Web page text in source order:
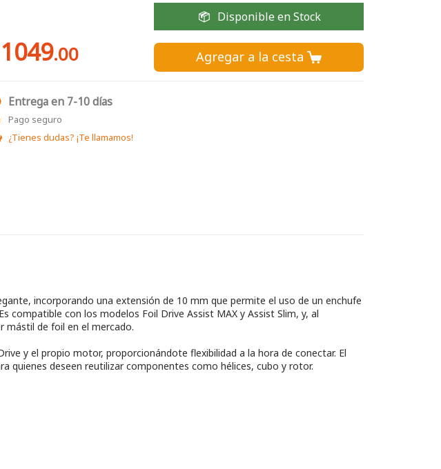
1049.00
Disponible en Stock
Agregar a la cesta 
Entrega en 7-10 días
Pago seguro
¿Tienes dudas? ¡Te llamamos!
incorporando una extensión de 10 mm que permite el uso de un enchufe
compatible con los modelos Foil Drive Assist MAX y Assist Slim, y, al
mástil de foil en el mercado.
y el propio motor, proporcionándote flexibilidad a la hora de conectar. El
deseen reutilizar componentes como hélices, cubo y rotor.